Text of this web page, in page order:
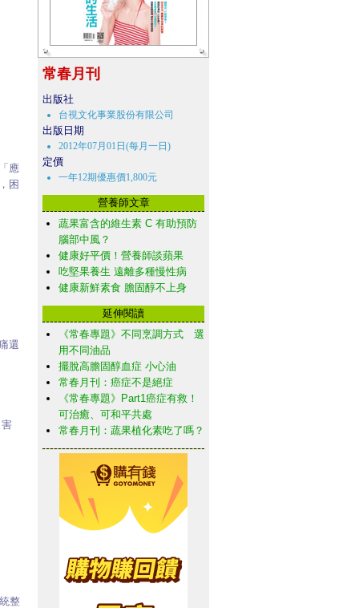
應
困
還
害
整
常春月刊
出版社
台視文化事業股份有限公司
出版日期
2012年07月01日(每月一日)
定價
一年12期優惠價1,800元
營養師文章
蔬果富含的維生素 C 有助預防
腦部中風？
健康好平價！營養師談蘋果
吃堅果養生 遠離多種慢性病
健康新鮮素食 膽固醇不上身
延伸閱讀
《常春專題》不同烹調方式 選
用不同油品
擺脫高膽固醇血症 小心油
常春月刊：癌症不是絕症
《常春專題》Part1癌症有救！
可治癒、可和平共處
常春月刊：蔬果植化素吃了嗎？